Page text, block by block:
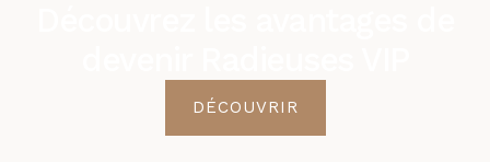
DÉCOUVRIR